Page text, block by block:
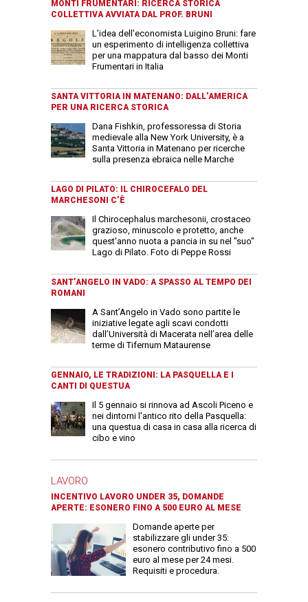
MONTI FRUMENTARI: RICERCA STORICA
COLLETTIVA AVVIATA DAL PROF. BRUNI
L'idea dell'economista Luigino Bruni: fare
un esperimento di intelligenza collettiva
per una mappatura dal basso dei Monti
Frumentari in Italia
SANTA VITTORIA IN MATENANO: DALL’AMERICA
PER UNA RICERCA STORICA
Dana Fishkin, professoressa di Storia
medievale alla New York University, è a
Santa Vittoria in Matenano per ricerche
sulla presenza ebraica nelle Marche
LAGO DI PILATO: IL CHIROCEFALO DEL
MARCHESONI C’È
Il Chirocephalus marchesonii, crostaceo
grazioso, minuscolo e protetto, anche
quest'anno nuota a pancia in su nel "suo"
Lago di Pilato. Foto di Peppe Rossi
SANT’ANGELO IN VADO: A SPASSO AL TEMPO DEI
ROMANI
A Sant’Angelo in Vado sono partite le
iniziative legate agli scavi condotti
dall’Università di Macerata nell’area delle
terme di Tifernum Mataurense
GENNAIO, LE TRADIZIONI: LA PASQUELLA E I
CANTI DI QUESTUA
Il 5 gennaio si rinnova ad Ascoli Piceno e
nei dintorni l'antico rito della Pasquella:
una questua di casa in casa alla ricerca di
cibo e vino
LAVORO
INCENTIVO LAVORO UNDER 35, DOMANDE
APERTE: ESONERO FINO A 500 EURO AL MESE
Domande aperte per
stabilizzare gli under 35:
esonero contributivo fino a 500
euro al mese per 24 mesi.
Requisiti e procedura.